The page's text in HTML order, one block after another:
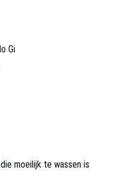
Gi
moeilijk te wassen is